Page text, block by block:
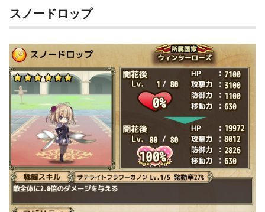
スノードロップ